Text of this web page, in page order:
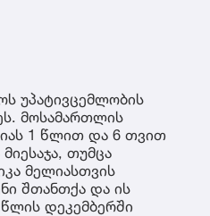
უპატივცემლობის
მოსამართლის
1 წლით და 6 თვით
თუმცა
მელიასთვის
შთანთქა და ის
დეკემბერში